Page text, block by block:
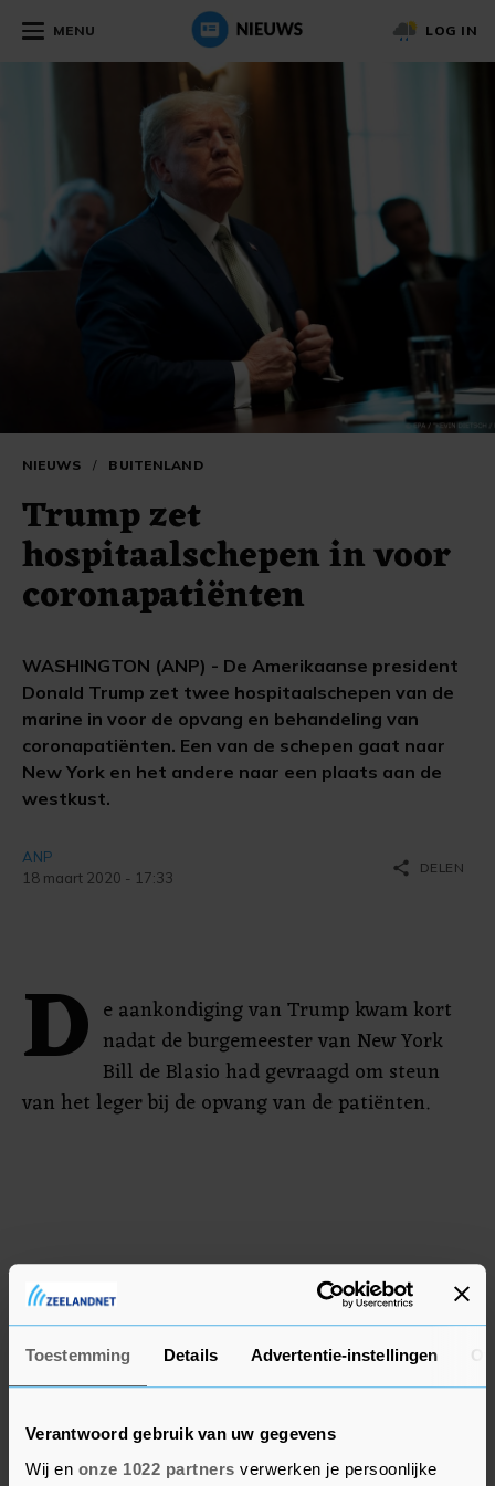
Toestemming Details Advertentie-instellingen
Verantwoord gebruik van uw gegevens
Wij en onze 1022 partners verwerken je persoonlijke
MENU LOG IN
NIEUWS / BUITENLAND
Trump zet
hospitaalschepen in voor
coronapatiënten
WASHINGTON (ANP) - De Amerikaanse president
Donald Trump zet twee hospitaalschepen van de
marine in voor de opvang en behandeling van
coronapatiënten. Een van de schepen gaat naar
New York en het andere naar een plaats aan de
westkust.
ANP
18 maart 2020 - 17:33
share DELEN
D e aankondiging van Trump kwam kort
nadat de burgemeester van New York
Bill de Blasio had gevraagd om steun
van het leger bij de opvang van de patiënten.